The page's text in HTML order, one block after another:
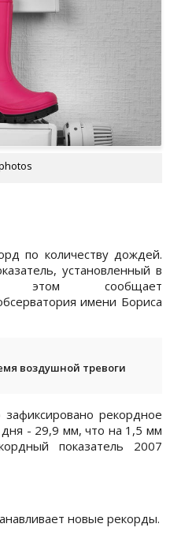
по количеству дождей.
установленный в
сообщает
имени Бориса
воздушной тревоги
рекордное
дня - 29,9 мм, что на 1,5 мм
показатель 2007
новые рекорды.